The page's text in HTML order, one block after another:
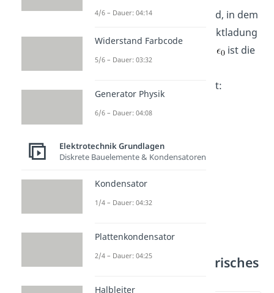
Punktladung,
der Abstand, in dem
die Feldstärke von der Punktladung
ist die
sogenannte
und beträgt:
Inhomogenes elektrisches
4/6 – Dauer: 04:14
Widerstand Farbcode
5/6 – Dauer: 03:32
Generator Physik
6/6 – Dauer: 04:08
Elektrotechnik Grundlagen
Diskrete Bauelemente & Kondensatoren
Kondensator
1/4 – Dauer: 04:32
Plattenkondensator
2/4 – Dauer: 04:25
Halbleiter